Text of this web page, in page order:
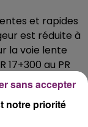
lentes et rapides
est réduite à
la voie lente
17+300 au PR
vitesse à 90
lente ou
notre priorité
sans accepter